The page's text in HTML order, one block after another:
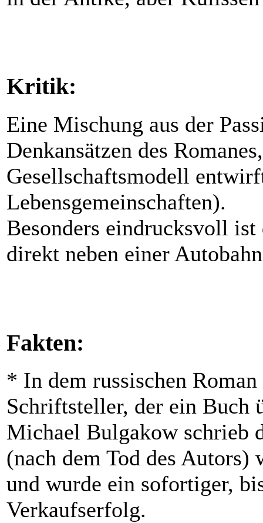
Kritik:
Eine Mischung aus der
Denkansätzen des
Gesellschaftsmodell
Lebensgemeinschaften).
Besonders eindrucksvoll
direkt neben einer
Fakten:
* In dem russischen
Schriftsteller, der ein Buch
Michael Bulgakow schrieb
(nach dem Tod des
und wurde ein sofortiger,
Verkaufserfolg.